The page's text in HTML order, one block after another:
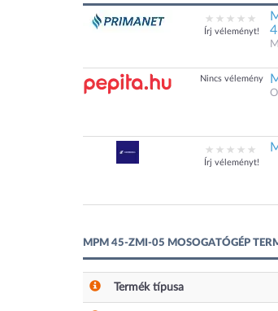
Írj véleményt!
Nincs vélemény
Írj véleményt!
MPM 45-ZMI-05 MOSOGATÓGÉP
Termék típusa